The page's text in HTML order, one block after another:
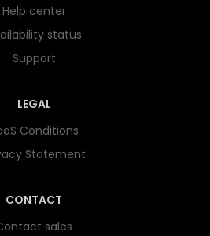
Help center
status
Support
LEGAL
Conditions
Statement
CONTACT
sales